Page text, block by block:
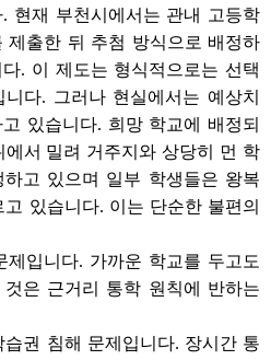
현재 부천시에서는 관내 고등학
제출한 뒤 추첨 방식으로 배정하
. 이 제도는 형식적으로는 선택
다. 그러나 현실에서는 예상치
있습니다. 희망 학교에 배정되
서 밀려 거주지와 상당히 먼 학
고 있으며 일부 학생들은 왕복
있습니다. 이는 단순한 불편의
제입니다. 가까운 학교를 두고도
은 근거리 통학 원칙에 반하는
권 침해 문제입니다. 장시간 통